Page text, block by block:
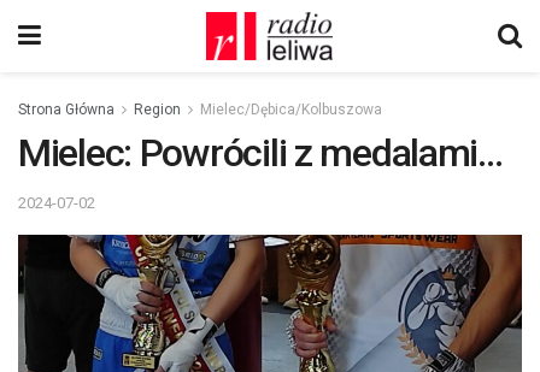
Strona Główna Region Mielec/Dębica/Kolbuszowa
Mielec: Powrócili z medalami…
2024-07-02